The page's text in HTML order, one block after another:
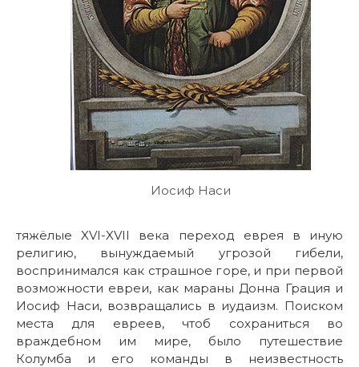
Иосиф Наси
тяжёлые XVI-XVII века переход еврея в иную
религию, вынуждаемый угрозой гибели,
воспринимался как страшное горе, и при первой
возможности евреи, как мараны Донна Грация и
Иосиф Наси, возвращались в иудаизм. Поиском
места для евреев, чтоб сохраниться во
враждебном им мире, было путешествие
Колумба и его команды в неизвестность